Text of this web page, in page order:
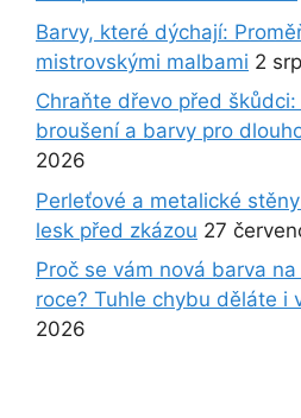
Barvy, které dýchají:
mistrovskými malbami 2
Chraňte dřevo před škůdci:
broušení a barvy pro
2026
Perleťové a metalické
lesk před zkázou 27
Proč se vám nová barva
roce? Tuhle chybu děláte i
2026